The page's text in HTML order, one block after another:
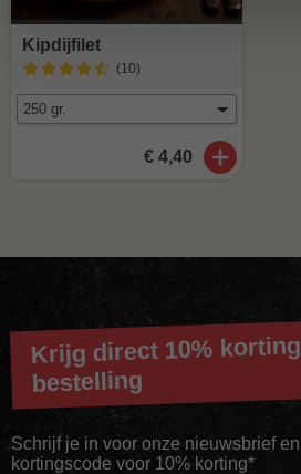
Kipdijfilet
(10)
€ 4,40
Krijg direct 10%
bestelling
Schrijf je in voor onze nieuwsbrief
kortingscode voor 10% korting*